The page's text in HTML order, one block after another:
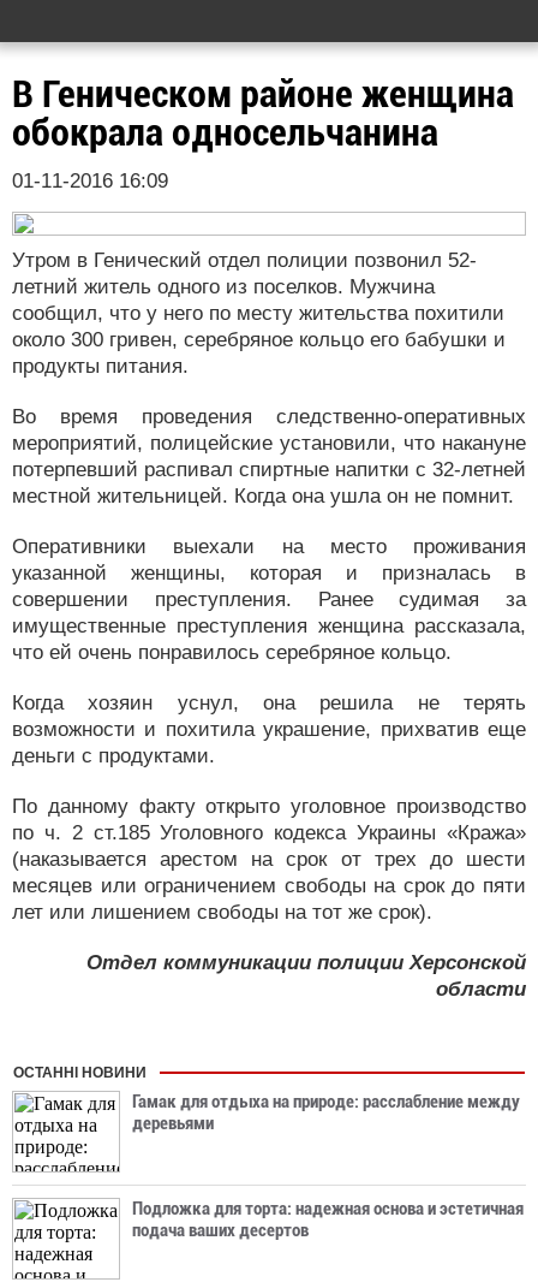
В Геническом районе женщина
обокрала односельчанина
01-11-2016 16:09
Утром в Генический отдел полиции позвонил 52-
летний житель одного из поселков. Мужчина
сообщил, что у него по месту жительства похитили
около 300 гривен, серебряное кольцо его бабушки и
продукты питания.
Во время проведения следственно-оперативных
мероприятий, полицейские установили, что накануне
потерпевший распивал спиртные напитки с 32-летней
местной жительницей. Когда она ушла он не помнит.
Оперативники выехали на место проживания
указанной женщины, которая и призналась в
совершении преступления. Ранее судимая за
имущественные преступления женщина рассказала,
что ей очень понравилось серебряное кольцо.
Когда хозяин уснул, она решила не терять
возможности и похитила украшение, прихватив еще
деньги с продуктами.
По данному факту открыто уголовное производство
по ч. 2 ст.185 Уголовного кодекса Украины «Кража»
(наказывается арестом на срок от трех до шести
месяцев или ограничением свободы на срок до пяти
лет или лишением свободы на тот же срок).
Отдел коммуникации полиции Херсонской
области
ОСТАННІ НОВИНИ
Гамак для отдыха на природе: расслабление между
деревьями
Подложка для торта: надежная основа и эстетичная
подача ваших десертов